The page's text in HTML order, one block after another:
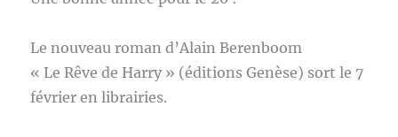
Le nouveau roman d’Alain Berenboom
« Le Rêve de Harry » (éditions Genèse) sort le 7
février en librairies.